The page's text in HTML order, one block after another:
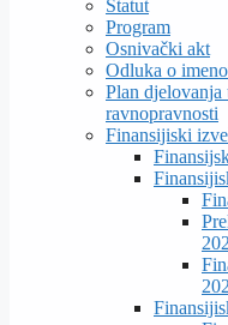
Statut
Program
Osnivački akt
Odluka o
Plan
ravnopravnosti
Finansijiski